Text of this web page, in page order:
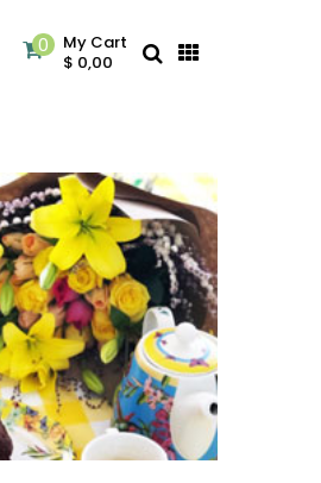
My Cart
0
$ 0,00